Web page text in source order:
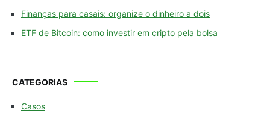
Finanças para casais: organize o dinheiro a dois
ETF de Bitcoin: como investir em cripto pela bolsa
CATEGORIAS
Casos